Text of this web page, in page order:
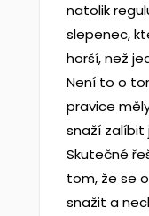
natolik
slepenec,
horší, než
Není to o
pravice
snaží zalíbit
Skutečné
tom, že se
snažit a